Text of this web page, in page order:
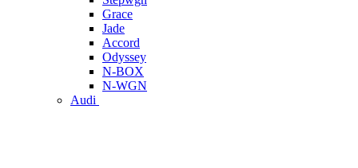
Grace
Jade
Accord
Odyssey
N-BOX
N-WGN
Audi